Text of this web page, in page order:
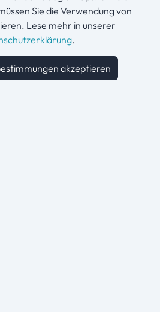
Sie die Verwendung von
Lese mehr in unserer
.
akzeptieren